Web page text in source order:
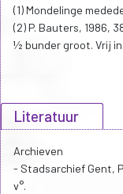
(1) Mondelinge
(2) P. Bauters, 1986,
½ bunder groot. Vrij in
Literatuur
Archieven
- Stadsarchief Gent,
v°.